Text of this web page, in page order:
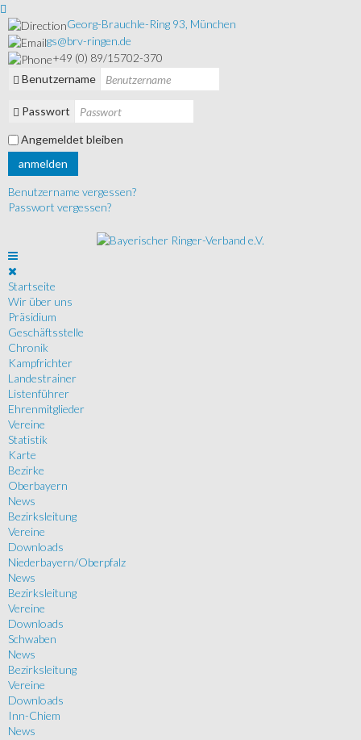
Georg-Brauchle-Ring 93, München
gs@brv-ringen.de
+49 (0) 89/15702-370
Benutzername
Passwort
Angemeldet bleiben
anmelden
Benutzername vergessen?
Passwort vergessen?
Startseite
Wir über uns
Präsidium
Geschäftsstelle
Chronik
Kampfrichter
Landestrainer
Listenführer
Ehrenmitglieder
Vereine
Statistik
Karte
Bezirke
Oberbayern
News
Bezirksleitung
Vereine
Downloads
Niederbayern/Oberpfalz
News
Bezirksleitung
Vereine
Downloads
Schwaben
News
Bezirksleitung
Vereine
Downloads
Inn-Chiem
News